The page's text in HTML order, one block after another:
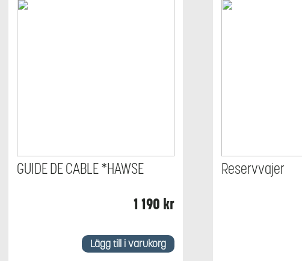
GUIDE DE CABLE *HAWSE
1 190 kr
Lägg till i varukorg
Reservvajer